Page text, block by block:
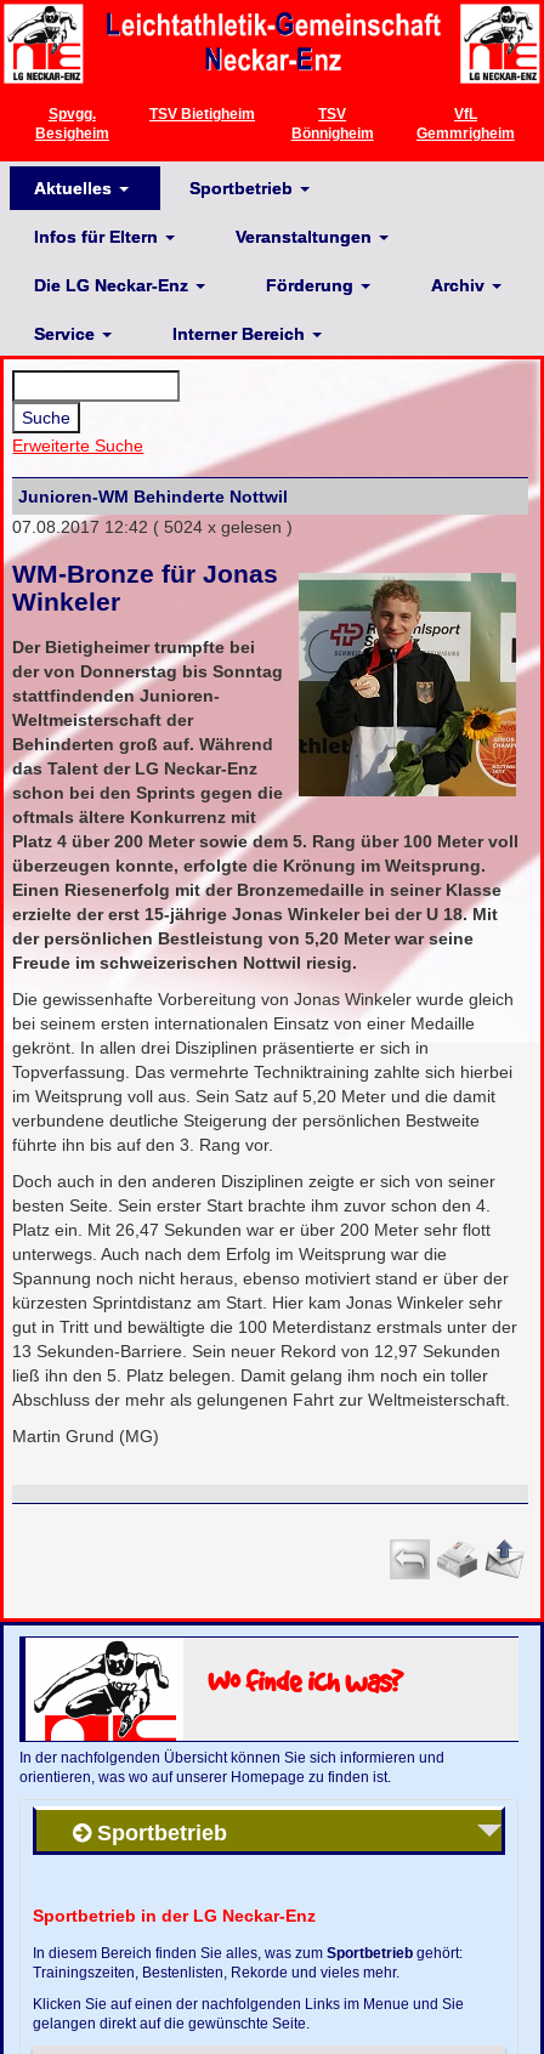
Spvgg.
Besigheim
TSV Bietigheim
TSV
Bönnigheim
VfL
Gemmrigheim
Aktuelles Sportbetrieb
Infos für Eltern Veranstaltungen
Die LG Neckar-Enz Förderung Archiv
Service Interner Bereich
Erweiterte Suche
Junioren-WM Behinderte Nottwil
07.08.2017 12:42 ( 5024 x gelesen )
WM-Bronze für Jonas
Winkeler
Der Bietigheimer trumpfte bei
der von Donnerstag bis Sonntag
stattfindenden Junioren-
Weltmeisterschaft der
Behinderten groß auf. Während
das Talent der LG Neckar-Enz
schon bei den Sprints gegen die
oftmals ältere Konkurrenz mit
Platz 4 über 200 Meter sowie dem 5. Rang über 100 Meter voll
überzeugen konnte, erfolgte die Krönung im Weitsprung.
Einen Riesenerfolg mit der Bronzemedaille in seiner Klasse
erzielte der erst 15-jährige Jonas Winkeler bei der U 18. Mit
der persönlichen Bestleistung von 5,20 Meter war seine
Freude im schweizerischen Nottwil riesig.
Die gewissenhafte Vorbereitung von Jonas Winkeler wurde gleich
bei seinem ersten internationalen Einsatz von einer Medaille
gekrönt. In allen drei Disziplinen präsentierte er sich in
Topverfassung. Das vermehrte Techniktraining zahlte sich hierbei
im Weitsprung voll aus. Sein Satz auf 5,20 Meter und die damit
verbundene deutliche Steigerung der persönlichen Bestweite
führte ihn bis auf den 3. Rang vor.
Doch auch in den anderen Disziplinen zeigte er sich von seiner
besten Seite. Sein erster Start brachte ihm zuvor schon den 4.
Platz ein. Mit 26,47 Sekunden war er über 200 Meter sehr flott
unterwegs. Auch nach dem Erfolg im Weitsprung war die
Spannung noch nicht heraus, ebenso motiviert stand er über der
kürzesten Sprintdistanz am Start. Hier kam Jonas Winkeler sehr
gut in Tritt und bewältigte die 100 Meterdistanz erstmals unter der
13 Sekunden-Barriere. Sein neuer Rekord von 12,97 Sekunden
ließ ihn den 5. Platz belegen. Damit gelang ihm noch ein toller
Abschluss der mehr als gelungenen Fahrt zur Weltmeisterschaft.
Martin Grund (MG)
Wo finde ich was?
In der nachfolgenden Übersicht können Sie sich informieren und
orientieren, was wo auf unserer Homepage zu finden ist.
Sportbetrieb
Sportbetrieb in der LG Neckar-Enz
In diesem Bereich finden Sie alles, was zumSportbetrieb gehört:
Trainingszeiten, Bestenlisten, Rekorde und vieles mehr.
Klicken Sie auf einen der nachfolgenden Links im Menue und Sie
gelangen direkt auf die gewünschte Seite.